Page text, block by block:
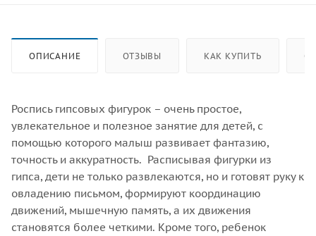
ОПИСАНИЕ ОТЗЫВЫ КАК КУПИТЬ
Роспись гипсовых фигурок – очень простое,
увлекательное и полезное занятие для детей, с
помощью которого малыш развивает фантазию,
точность и аккуратность. Расписывая фигурки из
гипса, дети не только развлекаются, но и готовят руку к
овладению письмом, формируют координацию
движений, мышечную память, а их движения
становятся более четкими. Кроме того, ребенок